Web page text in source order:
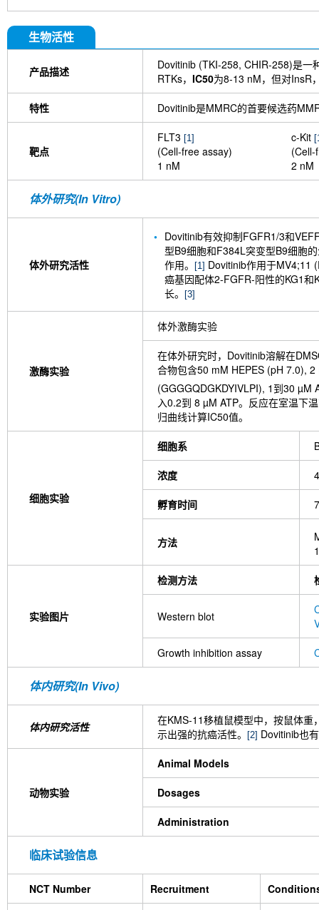
生物活性
产品描述
Dovitinib (TKI-258, CHIR-258)是一
RTKs， IC50为8-13 nM，但对InsR
特性 Dovitinib是MMRC的首要候选药
靶点
FLT3 [1]
(Cell-free assay)
c-Kit
(Cell-
1 nM
2 nM
体外研究(In Vitro)
体外研究活性
Dovitinib有效抑制FGFR1/3和
型B9细胞和F384L突变型B9细胞
作用。
[1] Dovitinib作用于MV4;11
癌基因配体2-FGFR-阳性的KG1
长。
[3]
激酶实验
体外激酶实验
在体外研究时，Dovitinib溶解在
合物包含50 mM HEPES (pH 7.0),
(GGGGQDGKDYIVLPI), 1到30 µM
入0.2到 8 µM ATP。反应在室温下
归曲线计算IC50值。
细胞实验
细胞系
浓度
孵育时间
方法
实验图片
检测方法
Western blot
Growth inhibition assay
体内研究(In Vivo)
体内研究活性
在KMS-11移植鼠模型中，按鼠体
示出强的抗癌活性。
[2] Dovitinib也
动物实验
Animal Models
Dosages
Administration
临床试验信息
NCT Number Recruitment